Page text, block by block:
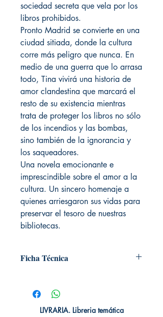
sociedad secreta que vela por los
libros prohibidos.
Pronto Madrid se convierte en una
ciudad sitiada, donde la cultura
corre más peligro que nunca. En
medio de una guerra que lo arrasa
todo, Tina vivirá una historia de
amor clandestina que marcará el
resto de su existencia mientras
trata de proteger los libros no sólo
de los incendios y las bombas,
sino también de la ignorancia y
los saqueadores.
Una novela emocionante e
imprescindible sobre el amor a la
cultura. Un sincero homenaje a
quienes arriesgaron sus vidas para
preservar el tesoro de nuestras
bibliotecas.
Ficha Técnica
Editorial: booket
Idioma: Castellano
Encuadernación: Blanda
LIVRARIA. Libreria temática